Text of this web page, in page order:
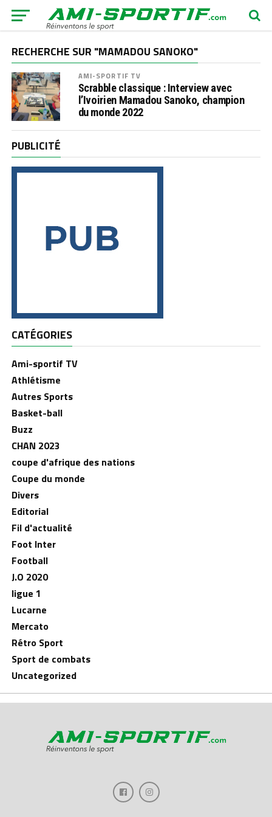
RECHERCHE SUR "MAMADOU SANOKO"
AMI-SPORTIF TV
Scrabble classique : Interview avec
l’Ivoirien Mamadou Sanoko, champion
du monde 2022
PUBLICITÉ
CATÉGORIES
Ami-sportif TV
Athlétisme
Autres Sports
Basket-ball
Buzz
CHAN 2023
coupe d'afrique des nations
Coupe du monde
Divers
Editorial
Fil d'actualité
Foot Inter
Football
J.O 2020
ligue 1
Lucarne
Mercato
Rétro Sport
Sport de combats
Uncategorized